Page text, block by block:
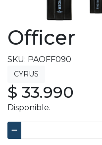
Officer
SKU: PAOFF090
$ 33.990
Disponible.